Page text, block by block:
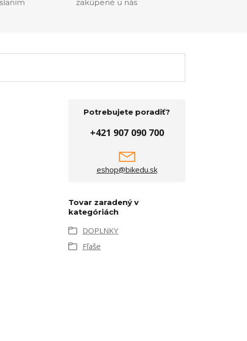
zakúpené u nás
Potrebujete poradiť?
+421 907 090 700
eshop@bikedu.sk
Tovar zaradený v
kategóriách
DOPLNKY
Fľaše